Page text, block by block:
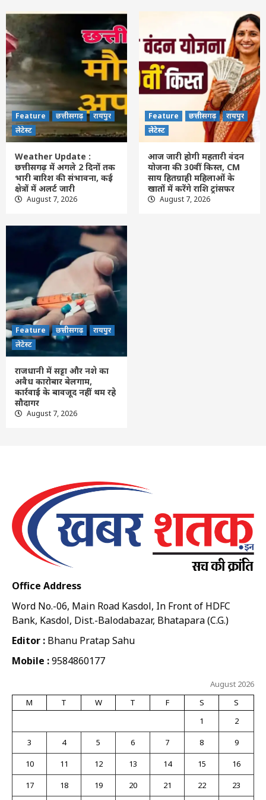
2
3
Feature छत्तीसगढ़ रायपुर लेटेस्ट
Weather Update : छत्तीसगढ़ में अगले 2 दिनों
तक भारी बारिश की संभावना, कई क्षेत्रों में अलर्ट
जारी
4
Feature छत्तीसगढ़ रायपुर
आज जारी होगी महतारी वंदन योजना की 30वीं
किस्त, CM साय हितग्राही महिलाओं के खातों में
करेंगे राशि ट्रांसफर
Feature छत्तीसगढ़ लेटेस्ट
राजधानी में सट्टा और नशे का अवैध कारोबार
बेलगाम, कार्रवाई के बावजूद नहीं थम रहे सौदागर
Feature छत्तीसगढ़
रायपुर
लेटेस्ट
Weather Update :
छत्तीसगढ़ में अगले 2 दिनों तक
भारी बारिश की संभावना, कई
क्षेत्रों में अलर्ट जारी
August 7, 2026
Feature छत्तीसगढ़
रायपुर
लेटेस्ट
आज जारी होगी महतारी वंदन
योजना की 30वीं किस्त, CM
साय हितग्राही महिलाओं के
खातों में करेंगे राशि ट्रांसफर
August 7, 2026
Feature छत्तीसगढ़
रायपुर
लेटेस्ट
राजधानी में सट्टा और नशे का
अवैध कारोबार बेलगाम,
कार्रवाई के बावजूद नहीं थम रहे
सौदागर
August 7, 2026
Office Address
Word No.-06, Main Road Kasdol, In Front of HDFC
Bank, Kasdol, Dist.-Balodabazar, Bhatapara (C.G.)
Editor : Bhanu Pratap Sahu
Mobile :9584860177
August 2026
M
T W T F S
S
1
2
3
4 5 6 7 8
9
10
11 12 13 14 15
16
17
18 19 20 21 22 23